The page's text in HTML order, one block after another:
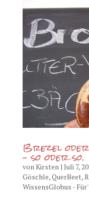
Brezel
– so oder so.
vonKirsten| Juli 7,
Göschle,QuerBeet,
WissensGlobus -